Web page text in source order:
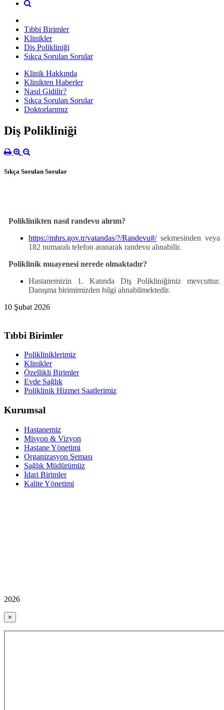
Tıbbi Birimler
Klinikler
Diş Polikliniği
Sıkça Sorulan Sorular
Klinik Hakkında
Klinikten Haberler
Nasıl Gidilir?
Sıkça Sorulan Sorular
Doktorlarımız
Diş Polikliniği
Sıkça Sorulan Sorular
Poliklinikten nasıl randevu alırım?
https://mhrs.gov.tr/vatandas/?/Randevu#/sekmesinden veya
182 numaralı telefon aranarak randevu alınabilir.
Poliklinik muayenesi nerede olmaktadır?
Hastanemizin 1. Katında Diş Polikliniğimiz mevcuttur.
Danışma birimimizden bilgi alınabilmektedir.
10 Şubat 2026
Tıbbi Birimler
Polikliniklerimiz
Klinikler
Özellikli Birimler
Evde Sağlık
Poliklinik Hizmet Saatlerimiz
Kurumsal
Hastanemiz
Misyon & Vizyon
Hastane Yönetimi
Organizasyon Şeması
Sağlık Müdürümüz
İdari Birimler
Kalite Yönetimi
2026
×